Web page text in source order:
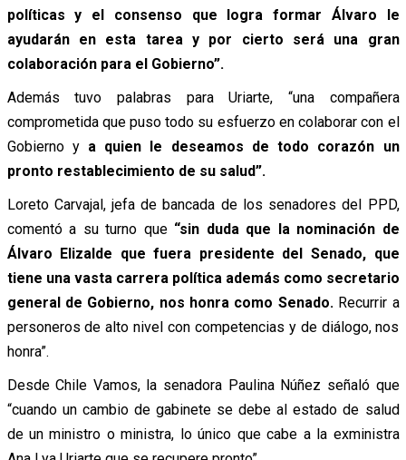
políticas y el consenso que logra formar Álvaro le
ayudarán en esta tarea y por cierto será una gran
colaboración para el Gobierno”.
Además tuvo palabras para Uriarte, “una compañera
comprometida que puso todo su esfuerzo en colaborar con el
Gobierno y a quien le deseamos de todo corazón un
pronto restablecimiento de su salud”.
Loreto Carvajal, jefa de bancada de los senadores del PPD,
comentó a su turno que “sin duda que la nominación de
Álvaro Elizalde que fuera presidente del Senado, que
tiene una vasta carrera política además como secretario
general de Gobierno, nos honra como Senado. Recurrir a
personeros de alto nivel con competencias y de diálogo, nos
honra”.
Desde Chile Vamos, la senadora Paulina Núñez señaló que
“cuando un cambio de gabinete se debe al estado de salud
de un ministro o ministra, lo único que cabe a la exministra